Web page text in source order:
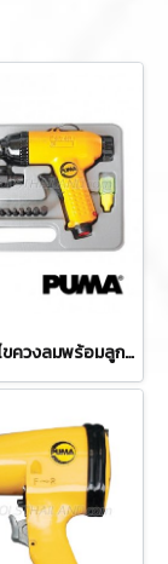
AT-4069K ไขควงลมพร้อมลูกบล็อกลมครบชุด 3/8" / 3 หุน ความเร็วรอบ 7000 RPM แรงบิด 50 FTLBS ท่อลมเข้า 1/4" (2 หุน) แรงดันลม 90 PSI พูม่า "PUMA"